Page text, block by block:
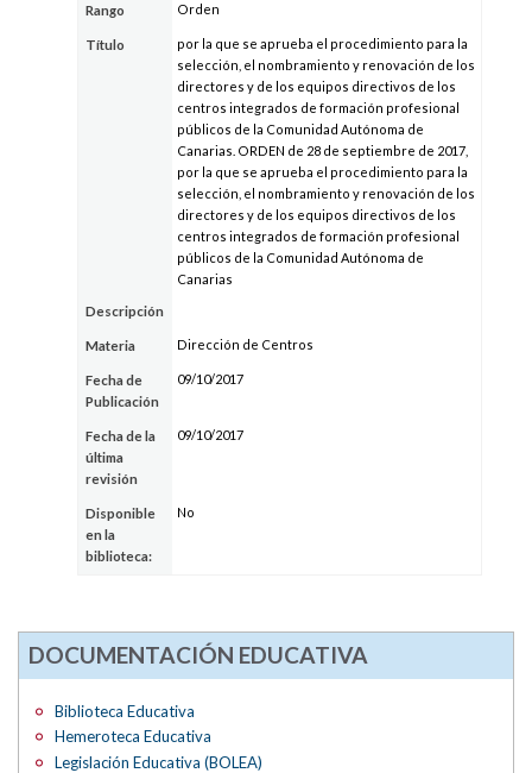
Rango Orden
Título
por la que se aprueba el procedimiento para la
selección, el nombramiento y renovación de los
directores y de los equipos directivos de los
centros integrados de formación profesional
públicos de la Comunidad Autónoma de
Canarias. ORDEN de 28 de septiembre de 2017,
por la que se aprueba el procedimiento para la
selección, el nombramiento y renovación de los
directores y de los equipos directivos de los
centros integrados de formación profesional
públicos de la Comunidad Autónoma de
Canarias
Descripción
Materia Dirección de Centros
Fecha de
Publicación
09/10/2017
Fecha de la
última
revisión
09/10/2017
Disponible
en la
biblioteca:
No
DOCUMENTACIÓN EDUCATIVA
Biblioteca Educativa
Hemeroteca Educativa
Legislación Educativa (BOLEA)